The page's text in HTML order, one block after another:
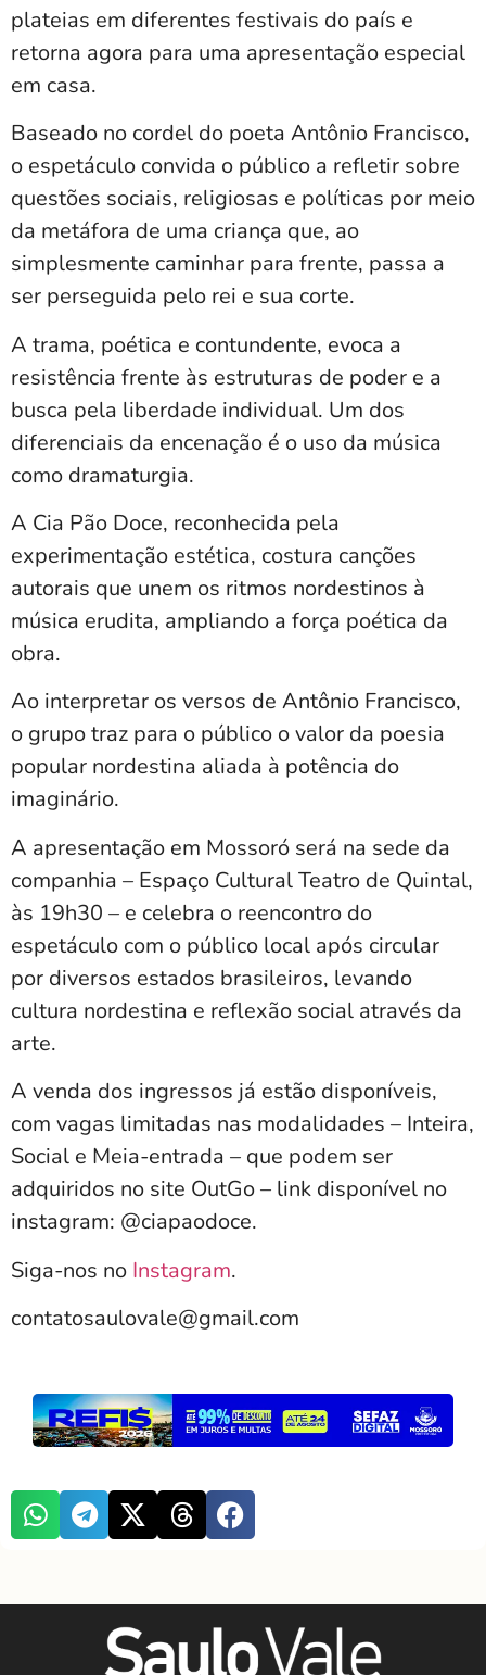
plateias em diferentes festivais do país e
retorna agora para uma apresentação especial
em casa.
Baseado no cordel do poeta Antônio Francisco,
o espetáculo convida o público a refletir sobre
questões sociais, religiosas e políticas por meio
da metáfora de uma criança que, ao
simplesmente caminhar para frente, passa a
ser perseguida pelo rei e sua corte.
A trama, poética e contundente, evoca a
resistência frente às estruturas de poder e a
busca pela liberdade individual. Um dos
diferenciais da encenação é o uso da música
como dramaturgia.
A Cia Pão Doce, reconhecida pela
experimentação estética, costura canções
autorais que unem os ritmos nordestinos à
música erudita, ampliando a força poética da
obra.
Ao interpretar os versos de Antônio Francisco,
o grupo traz para o público o valor da poesia
popular nordestina aliada à potência do
imaginário.
A apresentação em Mossoró será na sede da
companhia – Espaço Cultural Teatro de Quintal,
às 19h30 – e celebra o reencontro do
espetáculo com o público local após circular
por diversos estados brasileiros, levando
cultura nordestina e reflexão social através da
arte.
A venda dos ingressos já estão disponíveis,
com vagas limitadas nas modalidades – Inteira,
Social e Meia-entrada – que podem ser
adquiridos no site OutGo – link disponível no
instagram: @ciapaodoce.
Siga-nos no Instagram.
contatosaulovale@gmail.com